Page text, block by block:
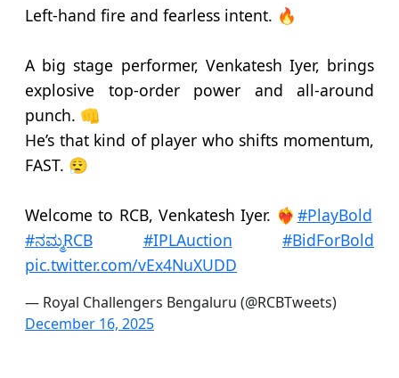
Left-hand fire and fearless intent. 🔥
A big stage performer, Venkatesh Iyer, brings
explosive top-order power and all-around
punch. 👊
He’s that kind of player who shifts momentum,
FAST. 😮‍💨
Welcome to RCB, Venkatesh Iyer. ❤️‍🔥#PlayBold
#ನಮ್ಮRCB
#IPLAuction
#BidForBold
pic.twitter.com/vEx4NuXUDD
— Royal Challengers Bengaluru (@RCBTweets)
December 16, 2025